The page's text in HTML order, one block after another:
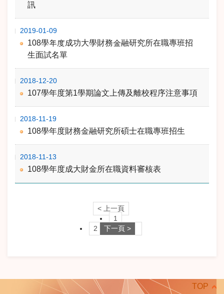
訊
108學年度成功大學財務金融研究所在職專班招
生面試名單
2019-01-09
107學年度第1學期論文上傳及離校程序注意事項
2018-12-20
108學年度財務金融研究所碩士在職專班招生
2018-11-19
108學年度成大財金所在職資料審核表
2018-11-13
< 上一頁
1
2
下一頁 >
TOP